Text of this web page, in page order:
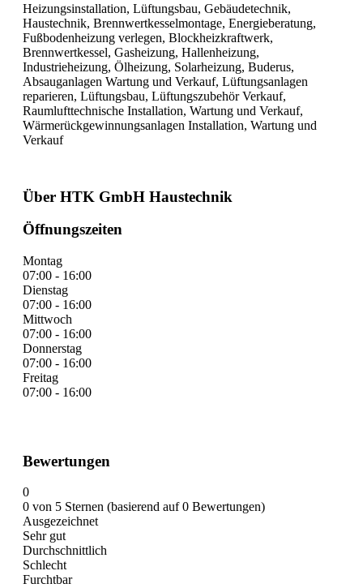
Heizungsinstallation, Lüftungsbau, Gebäudetechnik,
Haustechnik, Brennwertkesselmontage, Energieberatung,
Fußbodenheizung verlegen, Blockheizkraftwerk,
Brennwertkessel, Gasheizung, Hallenheizung,
Industrieheizung, Ölheizung, Solarheizung, Buderus,
Absauganlagen Wartung und Verkauf, Lüftungsanlagen
reparieren, Lüftungsbau, Lüftungszubehör Verkauf,
Raumlufttechnische Installation, Wartung und Verkauf,
Wärmerückgewinnungsanlagen Installation, Wartung und
Verkauf
Über HTK GmbH Haustechnik
Öffnungszeiten
Montag
07:00 - 16:00
Dienstag
07:00 - 16:00
Mittwoch
07:00 - 16:00
Donnerstag
07:00 - 16:00
Freitag
07:00 - 16:00
Bewertungen
0
0 von 5 Sternen (basierend auf 0 Bewertungen)
Ausgezeichnet
Sehr gut
Durchschnittlich
Schlecht
Furchtbar